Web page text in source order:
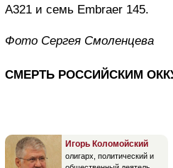
A321 и семь Embraer 145.
Фото Сергея Смоленцева
СМЕРТЬ РОССИЙСКИМ
Игорь Коломойский
олигарх, политический и